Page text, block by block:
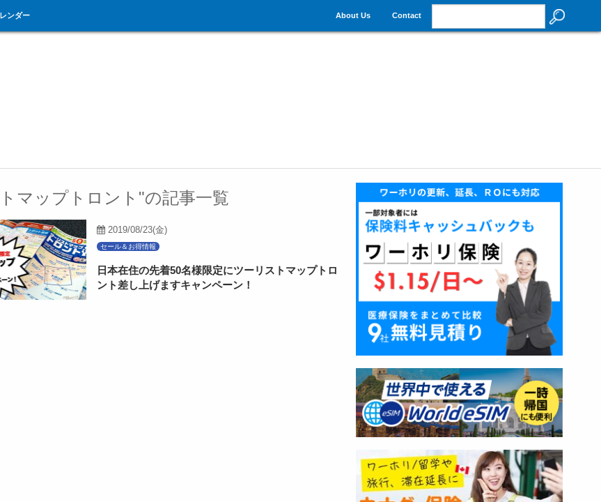
ンダー About Us Contact
マップトロント"の記事一覧
2019/08/23(金)
セール＆お得情報
日本在住の先着50名様限定にツーリストマップトロ
ント差し上げますキャンペーン！